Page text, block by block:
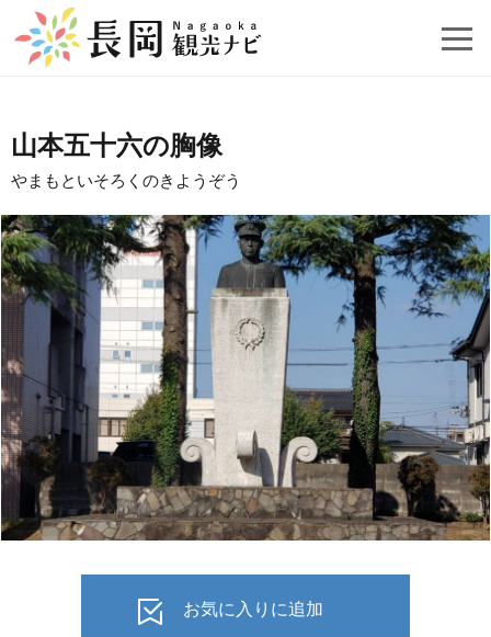
山本五十六の胸像
やまもといそろくのきようぞう